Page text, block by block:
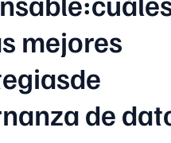
mejores
de